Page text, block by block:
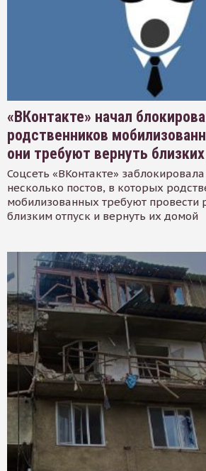
«ВКонтакте» начал
родственников
они требуют вернуть
Соцсеть «ВКонтакте»
несколько постов, в которых
мобилизованных требуют провести
близким отпуск и вернуть их домой